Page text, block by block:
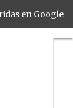
en Google